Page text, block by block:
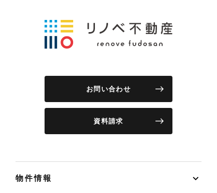
お問い合わせ
資料請求
物件情報